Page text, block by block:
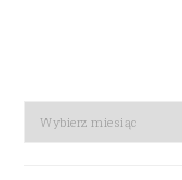
Archiwa